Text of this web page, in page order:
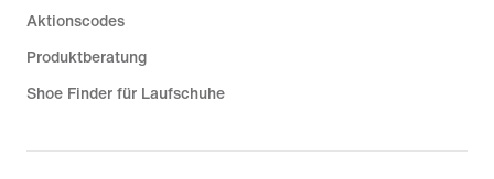
Aktionscodes
Produktberatung
Shoe Finder für Laufschuhe